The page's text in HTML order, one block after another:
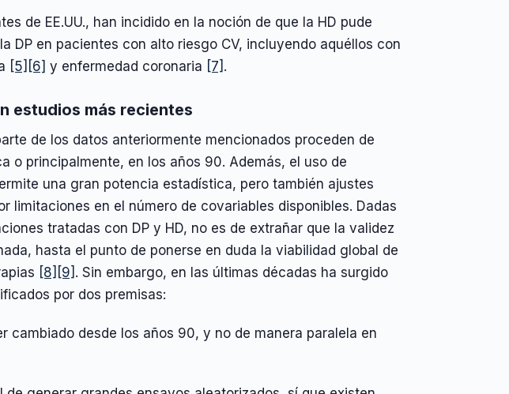
de EE.UU., han incidido en la noción de que la HD pude
DP en pacientes con alto riesgo CV, incluyendo aquéllos con
[5] [6] y enfermedad coronaria [7] .
estudios más recientes
de los datos anteriormente mencionados proceden de
o principalmente, en los años 90. Además, el uso de
una gran potencia estadística, pero también ajustes
limitaciones en el número de covariables disponibles. Dadas
tratadas con DP y HD, no es de extrañar que la validez
hasta el punto de ponerse en duda la viabilidad global de
[8] [9] . Sin embargo, en las últimas décadas ha surgido
por dos premisas:
cambiado desde los años 90, y no de manera paralela en